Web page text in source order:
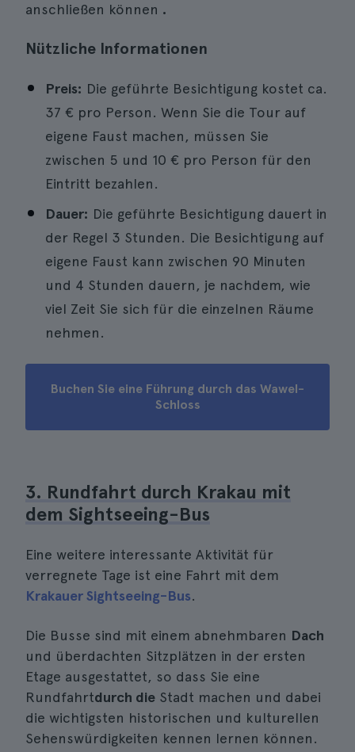
anschließen können .
Nützliche Informationen
Preis: Die geführte Besichtigung kostet ca.
37 € pro Person. Wenn Sie die Tour auf
eigene Faust machen, müssen Sie
zwischen 5 und 10 € pro Person für den
Eintritt bezahlen.
Dauer: Die geführte Besichtigung dauert in
der Regel 3 Stunden. Die Besichtigung auf
eigene Faust kann zwischen 90 Minuten
und 4 Stunden dauern, je nachdem, wie
viel Zeit Sie sich für die einzelnen Räume
nehmen.
Buchen Sie eine Führung durch das Wawel-
Schloss
3. Rundfahrt durch Krakau mit
dem Sightseeing-Bus
Eine weitere interessante Aktivität für
verregnete Tage ist eine Fahrt mit dem
Krakauer Sightseeing-Bus.
Die Busse sind mit einem abnehmbaren Dach
und überdachten Sitzplätzen in der ersten
Etage ausgestattet, so dass Sie eine
Rundfahrtdurch die Stadt machen und dabei
die wichtigsten historischen und kulturellen
Sehenswürdigkeiten kennen lernen können.